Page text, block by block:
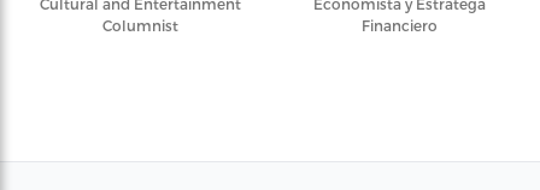
Cultural and Entertainment
Columnist
Economista y Estratega
Financiero